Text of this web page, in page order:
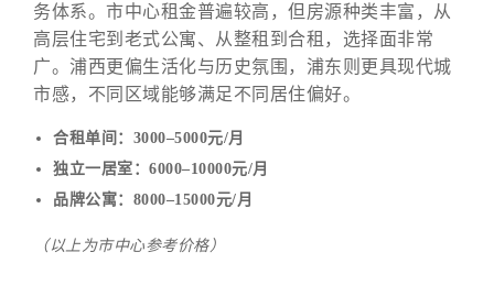
务体系。市中心租金普遍较高，但房源种类丰富，从
高层住宅到老式公寓、从整租到合租，选择面非常
广。浦西更偏生活化与历史氛围，浦东则更具现代城
市感，不同区域能够满足不同居住偏好。
合租单间：3000–5000元/月
独立一居室：6000–10000元/月
品牌公寓：8000–15000元/月
（以上为市中心参考价格）